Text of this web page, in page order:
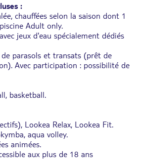
:
chauffées selon la saison dont 1
Adult only.
jeux d'eau spécialement dédiés
parasols et transats (prêt de
Avec participation : possibilité de
basketball.
Lookea Relax, Lookea Fit.
aqua volley.
animées.
aux plus de 18 ans